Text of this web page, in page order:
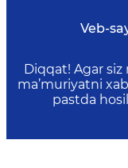
Veb-
Diqqat! Agar
ma’muriyatni
pastda